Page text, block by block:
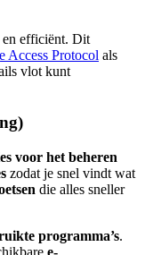
en efficiënt. Dit
Access Protocol als
vlot kunt
voor het beheren
zodat je snel vindt wat
die alles sneller
programma’s.
e-